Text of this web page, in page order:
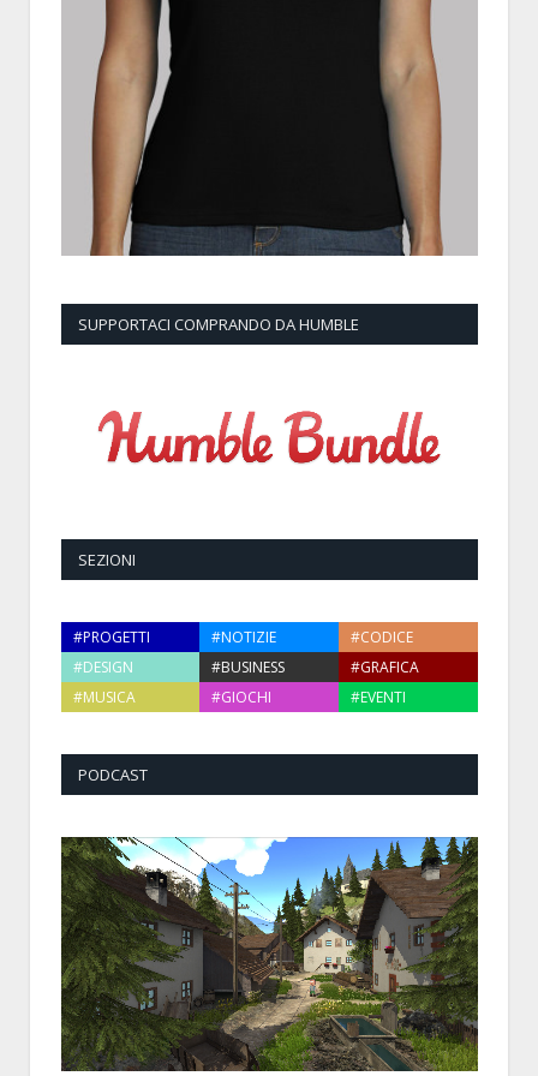
SUPPORTACI COMPRANDO DA HUMBLE
SEZIONI
#PROGETTI #NOTIZIE
#CODICE
#DESIGN
#BUSINESS
#GRAFICA
#MUSICA
#GIOCHI #EVENTI
PODCAST